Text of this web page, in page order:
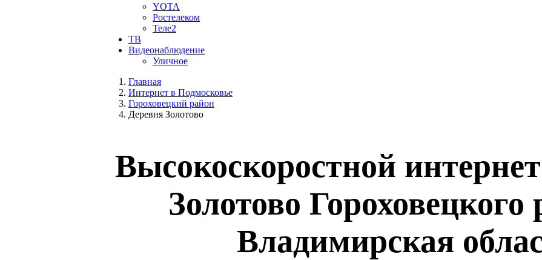
YOTA
Ростелеком
Теле2
ТВ
Видеонаблюдение
Уличное
Главная
Интернет в Подмосковье
Гороховецкий район
Деревня Золотово
Высокоскоростной
Золотово Гороховецкого
Владимирская